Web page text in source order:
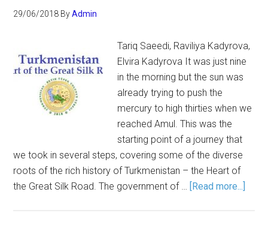
29/06/2018 ByAdmin
Tariq Saeedi, Raviliya Kadyrova,
Elvira Kadyrova It was just nine
in the morning but the sun was
already trying to push the
mercury to high thirties when we
reached Amul. This was the
starting point of a journey that
we took in several steps, covering some of the diverse
roots of the rich history of Turkmenistan – the Heart of
the Great Silk Road. The government of … [Read more...]